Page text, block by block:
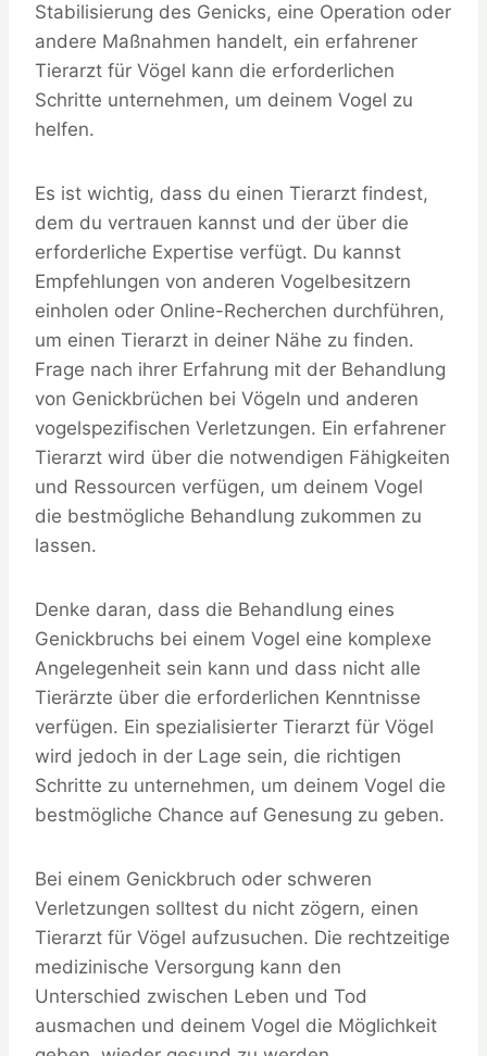
Stabilisierung des Genicks, eine Operation oder
andere Maßnahmen handelt, ein erfahrener
Tierarzt für Vögel kann die erforderlichen
Schritte unternehmen, um deinem Vogel zu
helfen.
Es ist wichtig, dass du einen Tierarzt findest,
dem du vertrauen kannst und der über die
erforderliche Expertise verfügt. Du kannst
Empfehlungen von anderen Vogelbesitzern
einholen oder Online-Recherchen durchführen,
um einen Tierarzt in deiner Nähe zu finden.
Frage nach ihrer Erfahrung mit der Behandlung
von Genickbrüchen bei Vögeln und anderen
vogelspezifischen Verletzungen. Ein erfahrener
Tierarzt wird über die notwendigen Fähigkeiten
und Ressourcen verfügen, um deinem Vogel
die bestmögliche Behandlung zukommen zu
lassen.
Denke daran, dass die Behandlung eines
Genickbruchs bei einem Vogel eine komplexe
Angelegenheit sein kann und dass nicht alle
Tierärzte über die erforderlichen Kenntnisse
verfügen. Ein spezialisierter Tierarzt für Vögel
wird jedoch in der Lage sein, die richtigen
Schritte zu unternehmen, um deinem Vogel die
bestmögliche Chance auf Genesung zu geben.
Bei einem Genickbruch oder schweren
Verletzungen solltest du nicht zögern, einen
Tierarzt für Vögel aufzusuchen. Die rechtzeitige
medizinische Versorgung kann den
Unterschied zwischen Leben und Tod
ausmachen und deinem Vogel die Möglichkeit